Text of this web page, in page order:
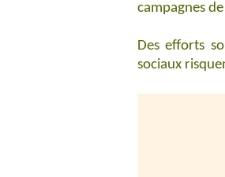
campagnes
Des efforts
sociaux